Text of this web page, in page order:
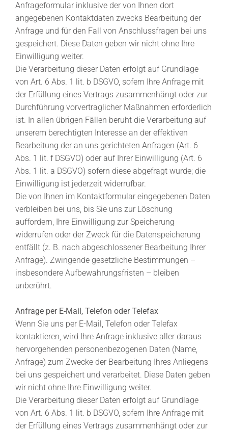
Anfrageformular inklusive der von Ihnen dort
angegebenen Kontaktdaten zwecks Bearbeitung der
Anfrage und für den Fall von Anschlussfragen bei uns
gespeichert. Diese Daten geben wir nicht ohne Ihre
Einwilligung weiter.
Die Verarbeitung dieser Daten erfolgt auf Grundlage
von Art. 6 Abs. 1 lit. b DSGVO, sofern Ihre Anfrage mit
der Erfüllung eines Vertrags zusammenhängt oder zur
Durchführung vorvertraglicher Maßnahmen erforderlich
ist. In allen übrigen Fällen beruht die Verarbeitung auf
unserem berechtigten Interesse an der effektiven
Bearbeitung der an uns gerichteten Anfragen (Art. 6
Abs. 1 lit. f DSGVO) oder auf Ihrer Einwilligung (Art. 6
Abs. 1 lit. a DSGVO) sofern diese abgefragt wurde; die
Einwilligung ist jederzeit widerrufbar.
Die von Ihnen im Kontaktformular eingegebenen Daten
verbleiben bei uns, bis Sie uns zur Löschung
auffordern, Ihre Einwilligung zur Speicherung
widerrufen oder der Zweck für die Datenspeicherung
entfällt (z. B. nach abgeschlossener Bearbeitung Ihrer
Anfrage). Zwingende gesetzliche Bestimmungen –
insbesondere Aufbewahrungsfristen – bleiben
unberührt.
Anfrage per E-Mail, Telefon oder Telefax
Wenn Sie uns per E-Mail, Telefon oder Telefax
kontaktieren, wird Ihre Anfrage inklusive aller daraus
hervorgehenden personenbezogenen Daten (Name,
Anfrage) zum Zwecke der Bearbeitung Ihres Anliegens
bei uns gespeichert und verarbeitet. Diese Daten geben
wir nicht ohne Ihre Einwilligung weiter.
Die Verarbeitung dieser Daten erfolgt auf Grundlage
von Art. 6 Abs. 1 lit. b DSGVO, sofern Ihre Anfrage mit
der Erfüllung eines Vertrags zusammenhängt oder zur